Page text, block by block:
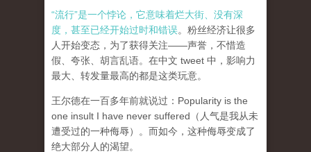
“流行”是一个悖论，它意味着烂大街、没有深
度，甚至已经开始过时和错误。粉丝经济让很多
人开始变态，为了获得关注——声誉，不惜造
假、夸张、胡言乱语。在中文 tweet 中，影响力
最大、转发量最高的都是这类玩意。
王尔德在一百多年前就说过：Popularity is the
one insult I have never suffered（人气是我从未
遭受过的一种侮辱）。而如今，这种侮辱变成了
绝大部分人的渴望。